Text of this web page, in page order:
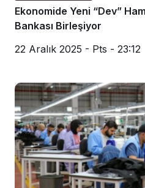
Ekonomide Yeni “Dev”
Bankası Birleşiyor
22 Aralık 2025 - Pts - 23:12